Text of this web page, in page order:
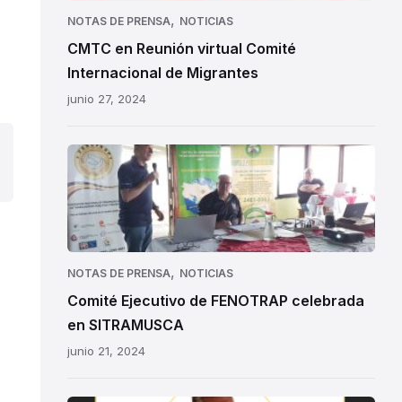
NOTAS DE PRENSA, NOTICIAS
CMTC en Reunión virtual Comité
Internacional de Migrantes
junio 27, 2024
NOTAS DE PRENSA, NOTICIAS
Comité Ejecutivo de FENOTRAP celebrada
en SITRAMUSCA
junio 21, 2024